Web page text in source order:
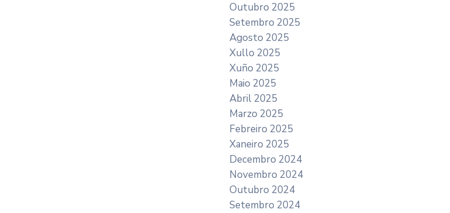
Outubro 2025
Setembro 2025
Agosto 2025
Xullo 2025
Xuño 2025
Maio 2025
Abril 2025
Marzo 2025
Febreiro 2025
Xaneiro 2025
Decembro 2024
Novembro 2024
Outubro 2024
Setembro 2024